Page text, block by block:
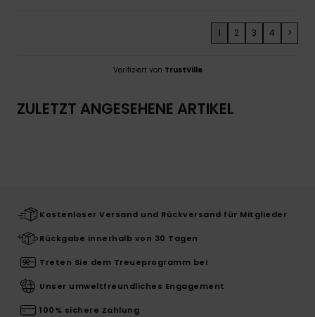
1 2 3 4 >
Verifiziert von TrustVille
ZULETZT ANGESEHENE ARTIKEL
Kostenloser Versand und Rückversand für Mitglieder
Rückgabe innerhalb von 30 Tagen
Treten Sie dem Treueprogramm bei
Unser umweltfreundliches Engagement
100% sichere Zahlung